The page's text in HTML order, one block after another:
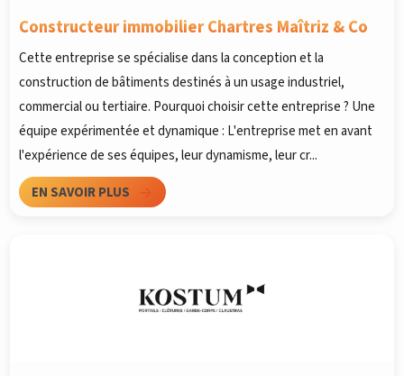
Constructeur immobilier Chartres Maîtriz & Co
Cette entreprise se spécialise dans la conception et la
construction de bâtiments destinés à un usage industriel,
commercial ou tertiaire. Pourquoi choisir cette entreprise ? Une
équipe expérimentée et dynamique : L'entreprise met en avant
l'expérience de ses équipes, leur dynamisme, leur cr...
EN SAVOIR PLUS